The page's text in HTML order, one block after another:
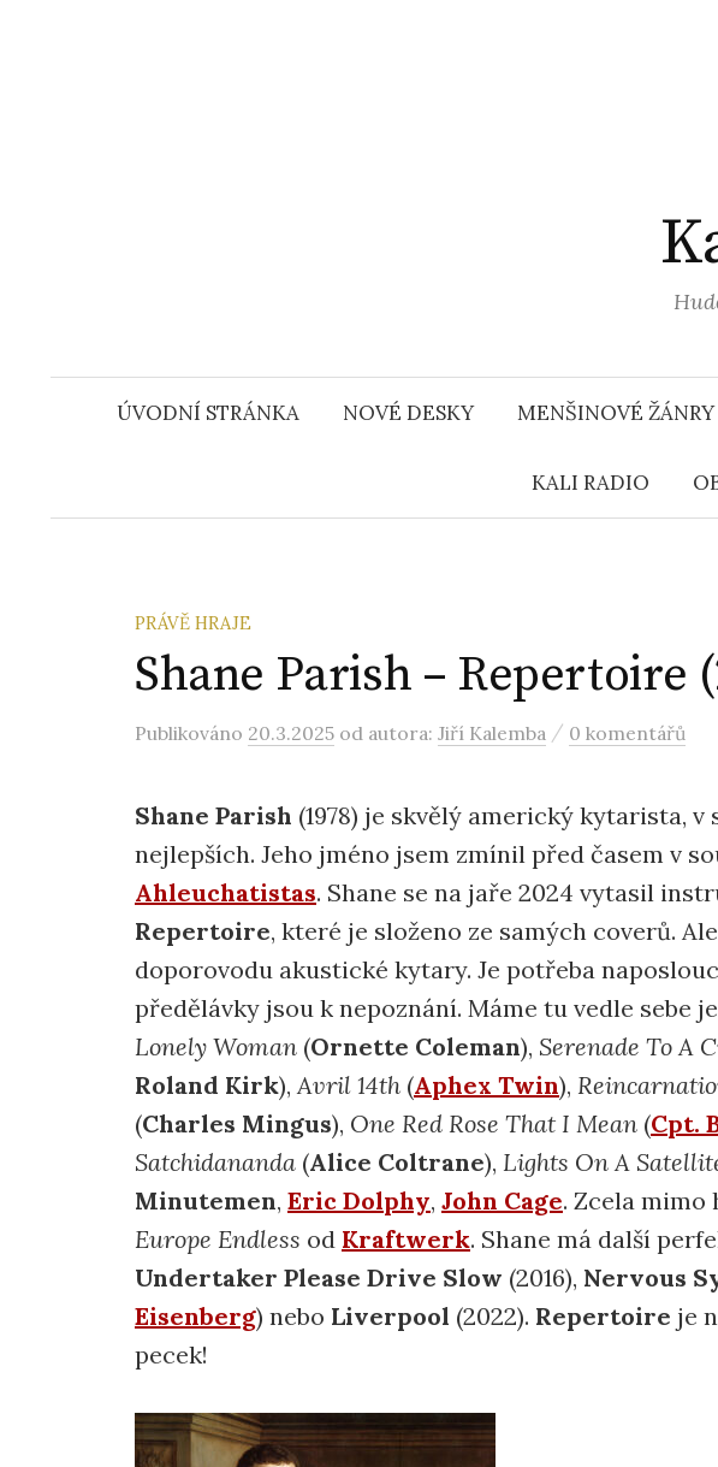
ÚVODNÍ STRÁNKA NOVÉ DESKY MENŠINOVÉ ŽÁNRY
KALI RADIO
PRÁVĚ HRAJE
Shane Parish – Repertoire
Publikováno 20.3.2025 od autora: Jiří Kalemba / 0 komentářů
Shane Parish (1978) je skvělý americký kytarista, v
nejlepších. Jeho jméno jsem zmínil před časem v
Ahleuchatistas. Shane se na jaře 2024 vytasil
Repertoire, které je složeno ze samých coverů.
doporovodu akustické kytary. Je potřeba
předělávky jsou k nepoznání. Máme tu vedle sebe
Lonely Woman (Ornette Coleman), Serenade To A
Roland Kirk),Avril 14th (Aphex Twin),
(Charles Mingus), One Red Rose That I Mean (Cpt.
Satchidananda (Alice Coltrane), Lights On A
Minutemen, Eric Dolphy, John Cage. Zcela mimo
Europe Endless od Kraftwerk. Shane má další
Undertaker Please Drive Slow (2016), Nervous
Eisenberg) nebo Liverpool (2022). Repertoire je
pecek!